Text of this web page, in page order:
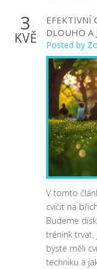
3
KVĚ
EFEKTIVNÍ
DLOUHO A
Posted by
V tomto
cvičit na
Budeme
trénink trvat,
byste měli
techniku a